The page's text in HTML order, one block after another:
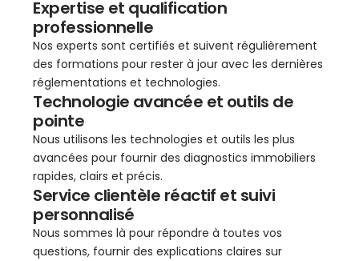
Expertise et qualification
professionnelle
Nos experts sont certifiés et suivent régulièrement
des formations pour rester à jour avec les dernières
réglementations et technologies.
Technologie avancée et outils de
pointe
Nous utilisons les technologies et outils les plus
avancées pour fournir des diagnostics immobiliers
rapides, clairs et précis.
Service clientèle réactif et suivi
personnalisé
Nous sommes là pour répondre à toutes vos
questions, fournir des explications claires sur